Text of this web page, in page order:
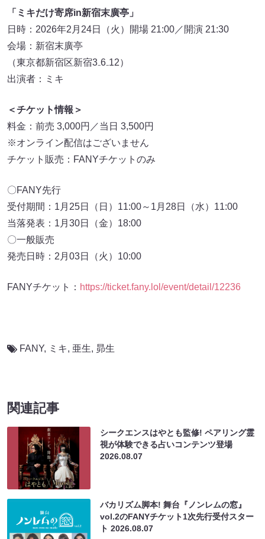
「ミキだけ寄席in新宿末廣亭」
日時：2026年2月24日（火）開場 21:00／開演 21:30
会場：新宿末廣亭
（東京都新宿区新宿3₋6₋12）
出演者：ミキ
＜チケット情報＞
料金：前売 3,000円／当日 3,500円
※オンライン配信はございません
チケット販売：FANYチケットのみ
〇FANY先行
受付期間：1月25日（日）11:00～1月28日（水）11:00
当落発表：1月30日（金）18:00
〇一般販売
発売日時：2月03日（火）10:00
FANYチケット： https://ticket.fany.lol/event/detail/12236
FANY, ミキ, 亜生, 昴生
関連記事
シークエンスはやとも監修! ペアリング霊
視が体験できる占いコンテンツ登場
2026.08.07
バカリズム脚本! 舞台『ノンレムの窓』
vol.2のFANYチケット1次先行受付スター
ト2026.08.07